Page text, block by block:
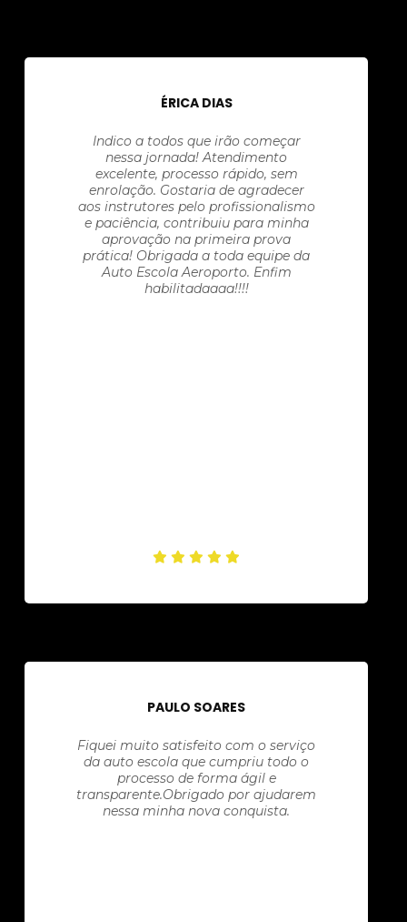
ÉRICA DIAS
Indico a todos que irão começar
nessa jornada! Atendimento
excelente, processo rápido, sem
enrolação. Gostaria de agradecer
aos instrutores pelo profissionalismo
e paciência, contribuiu para minha
aprovação na primeira prova
prática! Obrigada a toda equipe da
Auto Escola Aeroporto. Enfim
habilitadaaaa!!!!
PAULO SOARES
Fiquei muito satisfeito com o serviço
da auto escola que cumpriu todo o
processo de forma ágil e
transparente.Obrigado por ajudarem
nessa minha nova conquista.